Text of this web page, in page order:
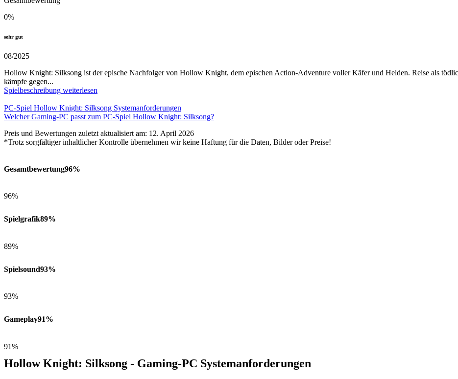
0%
sehr gut
08/2025
Hollow Knight: Silksong ist der epische Nachfolger von Hollow Knight, dem epischen Action-Adventure voller Käfer und Helden. Reise als
kämpfe gegen...
Spielbeschreibung weiterlesen
PC-Spiel Hollow Knight: Silksong Systemanforderungen
Welcher Gaming-PC passt zum PC-Spiel Hollow Knight: Silksong?
Preis und Bewertungen zuletzt aktualisiert am: 12. April 2026
*Trotz sorgfältiger inhaltlicher Kontrolle übernehmen wir keine Haftung für die Daten, Bilder oder Preise!
Gesamtbewertung96%
96%
Spielgrafik89%
89%
Spielsound93%
93%
Gameplay91%
91%
Hollow Knight: Silksong - Gaming-PC Systemanforderungen